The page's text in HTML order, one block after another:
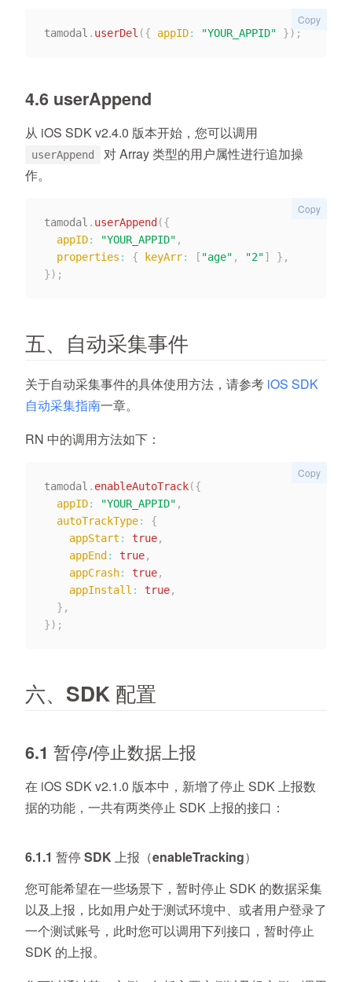
tamodal . userDel ({ appID: "YOUR_APPID" }) ;
Copy
4.6 userAppend
从 iOS SDK v2.4.0 版本开始，您可以调用
userAppend
对 Array 类型的用户属性进行追加操
作。
tamodal . userAppend ({
appID: "YOUR_APPID" ,
properties : { keyArr: [ "age" , "2"] } ,
}) ;
Copy
五、自动采集事件
关于自动采集事件的具体使用方法，请参考 iOS SDK
自动采集指南一章。
RN 中的调用方法如下：
tamodal . enableAutoTrack({
appID: "YOUR_APPID" ,
autoTrackType:
{
appStart : true,
appEnd : true,
appCrash: true,
appInstall : true,
} ,
}) ;
Copy
六、SDK 配置
6.1 暂停/停止数据上报
在 iOS SDK v2.1.0 版本中，新增了停止 SDK 上报数
据的功能，一共有两类停止 SDK 上报的接口：
6.1.1 暂停 SDK 上报（enableTracking）
您可能希望在一些场景下，暂时停止 SDK 的数据采集
以及上报，比如用户处于测试环境中、或者用户登录了
一个测试账号，此时您可以调用下列接口，暂时停止
SDK 的上报。